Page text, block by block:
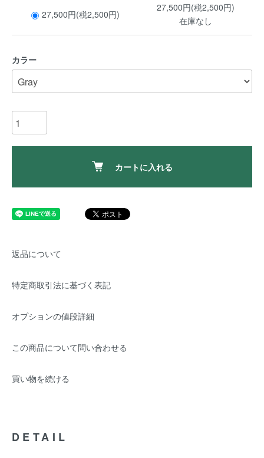
27,500円(税2,500円)
27,500円(税2,500円)
在庫なし
カラー
カートに入れる
返品について
特定商取引法に基づく表記
オプションの値段詳細
この商品について問い合わせる
買い物を続ける
DETAIL